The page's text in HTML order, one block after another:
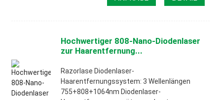
Hochwertiger 808-Nano-Diodenlaser
zur Haarentfernung...
Razorlase Diodenlaser-
Haarentfernungssystem: 3 Wellenlängen
755+808+1064nm Diodenlaser-